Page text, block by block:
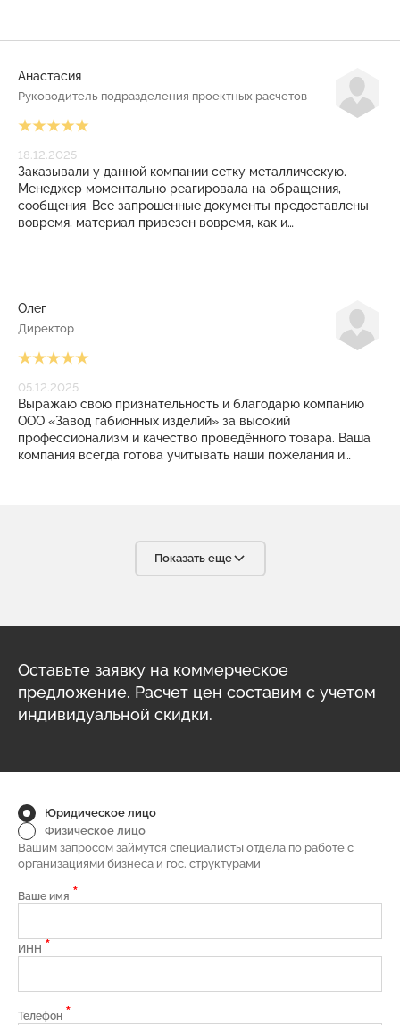
Анастасия
Руководитель подразделения проектных расчетов
18.12.2025
Заказывали у данной компании сетку металлическую.
Менеджер моментально реагировала на обращения,
сообщения. Все запрошенные документы предоставлены
вовремя, материал привезен вовремя, как и
также выставлены своевременно. Приятное, плодотворное
Олег
Директор
05.12.2025
Выражаю свою признательность и благодарю компанию
ООО «Завод габионных изделий» за высокий
профессионализм и качество проведённого товара. Ваша
компания всегда готова учитывать наши пожелания и
высококвалифицированного партнёра, что очень важно в
условиях современного бизнеса. С радостью будем
рекомендовать вашу компанию своим партнёрам.
Показать еще
Оставьте заявку на коммерческое
предложение. Расчет цен составим с учетом
индивидуальной скидки.
Юридическое лицо
Физическое лицо
Вашим запросом займутся специалисты отдела по работе с
организациями бизнеса и гос. структурами
Ваше имя *
ИНН *
Телефон *